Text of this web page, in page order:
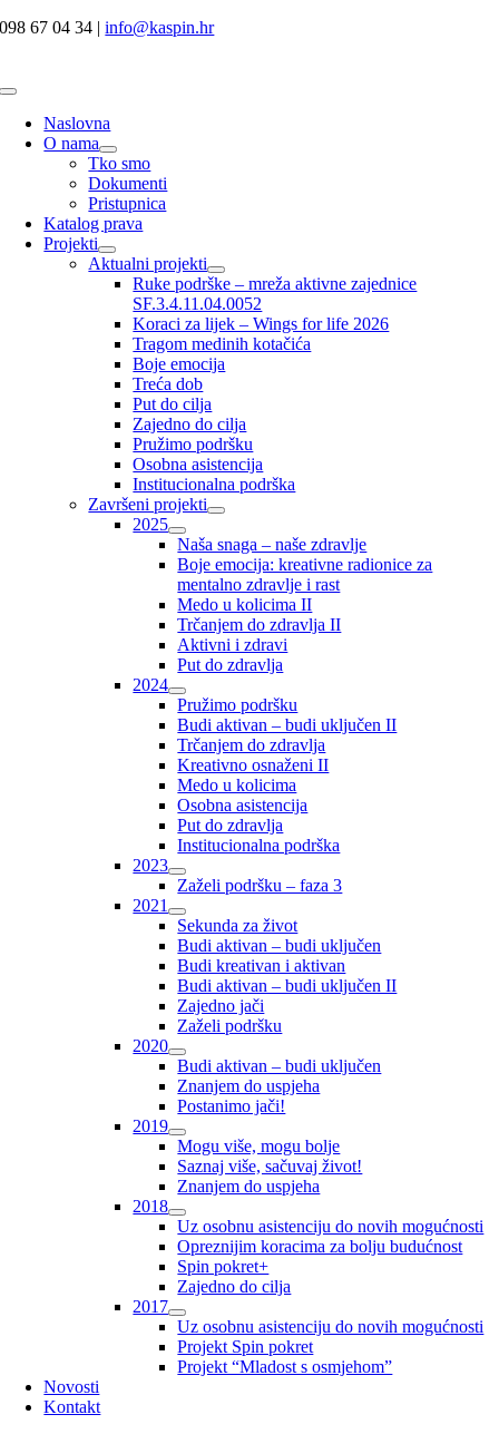
Skip
098 67 04 34 |info@kaspin.hr
Toggle
NavigationNaslovna
O nama
Tko smo
Dokumenti
Pristupnica
Katalog prava
Projekti
Aktualni projekti
Ruke podrške – mreža aktivne zajednice
SF.3.4.11.04.0052
Koraci za lijek – Wings for life 2026
Tragom medinih kotačića
Boje emocija
Treća dob
Put do cilja
Zajedno do cilja
Pružimo podršku
Osobna asistencija
Institucionalna podrška
Završeni projekti
2025
Naša snaga – naše zdravlje
Boje emocija: kreativne radionice za
mentalno zdravlje i rast
Medo u kolicima II
Trčanjem do zdravlja II
Aktivni i zdravi
Put do zdravlja
2024
Pružimo podršku
Budi aktivan – budi uključen II
Trčanjem do zdravlja
Kreativno osnaženi II
Medo u kolicima
Osobna asistencija
Put do zdravlja
Institucionalna podrška
2023
Zaželi podršku – faza 3
2021
Sekunda za život
Budi aktivan – budi uključen
Budi kreativan i aktivan
Budi aktivan – budi uključen II
Zajedno jači
Zaželi podršku
2020
Budi aktivan – budi uključen
Znanjem do uspjeha
Postanimo jači!
2019
Mogu više, mogu bolje
Saznaj više, sačuvaj život!
Znanjem do uspjeha
2018
Uz osobnu asistenciju do novih mogućnosti
Opreznijim koracima za bolju budućnost
Spin pokret+
Zajedno do cilja
2017
Uz osobnu asistenciju do novih mogućnosti
Projekt Spin pokret
Projekt “Mladost s osmjehom”
Novosti
Kontakt